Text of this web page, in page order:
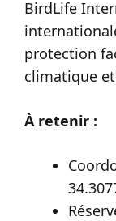
BirdLife
protection
climatique
À retenir :